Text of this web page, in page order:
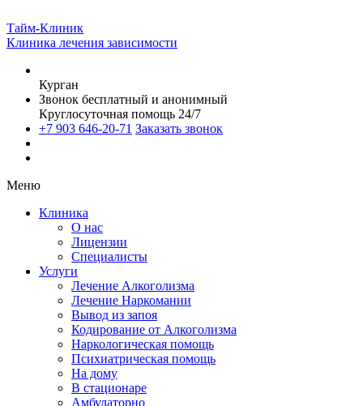
Тайм-Клиник
Клиника лечения зависимости
Курган
Звонок бесплатный и анонимный
Круглосуточная помощь 24/7
+7 903 646-20-71 Заказать звонок
Меню
Клиника
О нас
Лицензии
Специалисты
Услуги
Лечение Алкоголизма
Лечение Наркомании
Вывод из запоя
Кодирование от Алкоголизма
Наркологическая помощь
Психиатрическая помощь
На дому
В стационаре
Амбулаторно